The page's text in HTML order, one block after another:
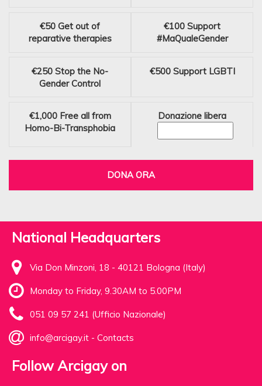
€50 Get out of
reparative therapies
€100 Support
#MaQualeGender
€250 Stop the No-
Gender Control
€500 Support LGBTI
€1,000 Free all from
Homo-Bi-Transphobia
Donazione libera
DONA ORA
National Headquarters
Via Don Minzoni, 18 - 40121 Bologna (Italy)
Monday to Friday, 9.30AM to 5.00PM
051 09 57 241 (Ufficio Nazionale)
info@arcigay.it - Contacts
Follow Arcigay on